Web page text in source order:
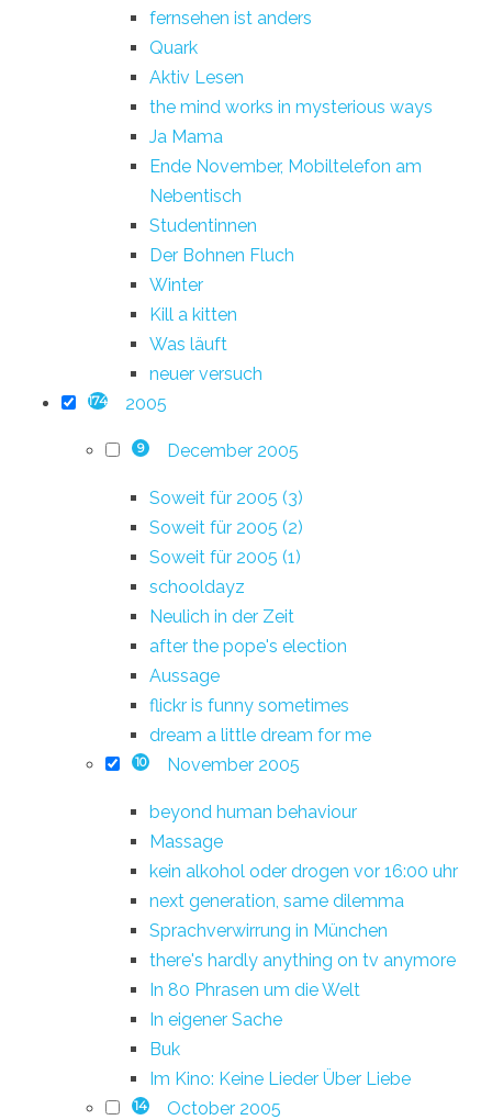
fernsehen ist anders
Quark
Aktiv Lesen
the mind works in mysterious ways
Ja Mama
Ende November, Mobiltelefon am
Nebentisch
Studentinnen
Der Bohnen Fluch
Winter
Kill a kitten
Was läuft
neuer versuch
174 2005
9 December 2005
Soweit für 2005 (3)
Soweit für 2005 (2)
Soweit für 2005 (1)
schooldayz
Neulich in der Zeit
after the pope's election
Aussage
flickr is funny sometimes
dream a little dream for me
10 November 2005
beyond human behaviour
Massage
kein alkohol oder drogen vor 16:00 uhr
next generation, same dilemma
Sprachverwirrung in München
there's hardly anything on tv anymore
In 80 Phrasen um die Welt
In eigener Sache
Buk
Im Kino: Keine Lieder Über Liebe
14 October 2005